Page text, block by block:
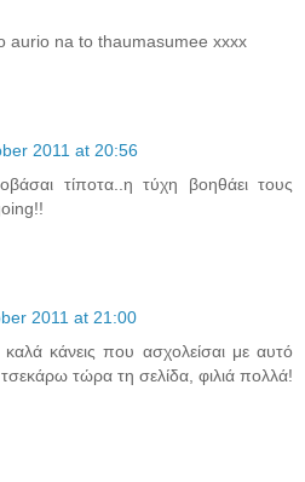
aurio na to thaumasumee xxxx
2011 at 20:56
τίποτα..η τύχη βοηθάει τους
2011 at 21:00
κάνεις που ασχολείσαι με αυτό
τώρα τη σελίδα, φιλιά πολλά!